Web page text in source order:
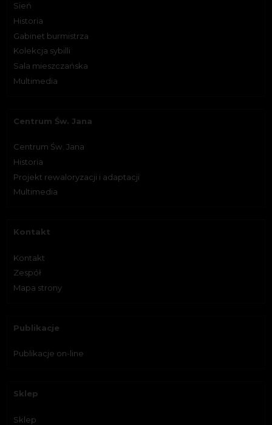
Sień
Historia
Gabinet burmistrza
Kolekcja sybilli
Sala mieszczańska
Multimedia
Centrum Św. Jana
Centrum Św. Jana
Historia
Projekt rewaloryzacji i adaptacji
Multimedia
Kontakt
Kontakt
Zespół
Mapa strony
Publikacje
Publikacje on-line
Sklep
Sklep